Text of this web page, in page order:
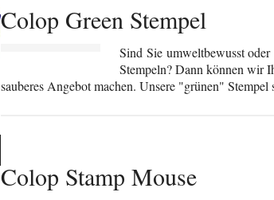
Colop Green Stempel
Sind Sie umweltbewusst
Stempeln? Dann können wir
sauberes Angebot machen. Unsere "grünen"
Colop Stamp Mouse